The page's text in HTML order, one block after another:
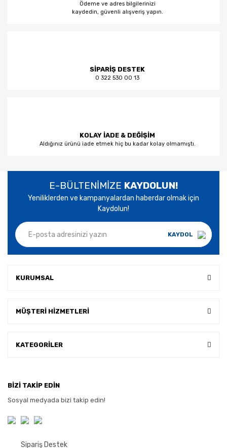
Ödeme ve adres bilgilerinizi
kaydedin, güvenli alışveriş yapın.
SİPARİŞ DESTEK
0 322 530 00 13
KOLAY İADE & DEĞİŞİM
Aldığınız ürünü iade etmek hiç bu kadar kolay olmamıştı.
E-BÜLTENİMİZE KAYDOLUN!
Yeniliklerden ve kampanyalardan haberdar olmak için
Kaydolun!
KAYDOL
KURUMSAL
MÜŞTERİ HİZMETLERİ
KATEGORİLER
BİZİ TAKİP EDİN
Sosyal medyada bizi takip edin!
Sipariş Destek